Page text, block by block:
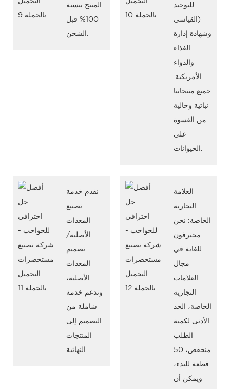
المنتج بنسبة
100% قبل
للتوحيد
القياسي)
وشهادة إدارة
الغذاء
والدواء
الأمريكية.
جميع منتجاتنا
نباتية وخالية
من القسوة
على
نقدم خدمة
تصنيع
المعدات
الأصلية/
تصميم
المعدات
الأصلية،
وندعم خدمة
شاملة من
التصميم إلى
المنتجات
العلامة
التجارية
الخاصة: نحن
محترفون
للغاية في
مجال
العلامات
التجارية
الخاصة، الحد
الأدنى لكمية
الطلب
منخفض، 50
قطعة للبدء،
ويمكن أن